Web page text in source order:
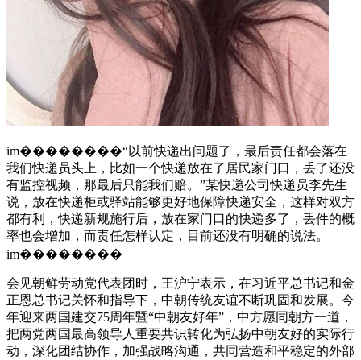
im��������“以前快递出问题了，最后责任都会落在
我们快递员头上，比如一个快递放在了居民家门口，丢了还没
有监控视频，那最后只能我们赔。”某快递公司快递员李先生
说，放在快递柜或驿站能够更好地保障快递安全，这样对双方
都有利，快递新规施行后，放在家门口的快递多了，丢件的概
率也会增加，而责任怎样认定，目前还没有明确的说法。
im��������
会见朝鲜劳动党代表团时，王沪宁表示，在习近平总书记和金
正恩总书记关怀和指导下，中朝传统友谊不断巩固和发展。今
年迎来两国建交75周年暨“中朝友好年”，中方愿同朝方一道，
把两党两国最高领导人重要共识转化为弘扬中朝友好的实际行
动，深化团结协作，加强战略沟通，共同营造和平稳定的外部